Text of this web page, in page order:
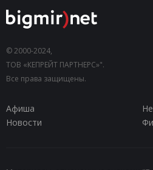
© 2000-2024,
ТОВ «КЕПРЕЙТ ПАРТНЕРС»".
Все права защищены.
Афиша
Новости